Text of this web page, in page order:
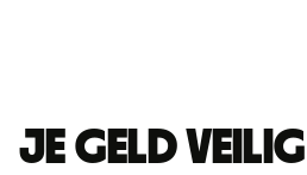
Je geld